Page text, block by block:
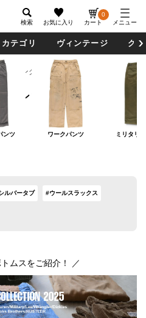
検索 お気に入り カート
0
メニュー
カテゴリ ヴィンテージ グ
ロングパンツ
パンツ
ンツ ワークパンツ ミリタリ
ルバータブ #ウールスラックス
ムスをご紹介！ ／